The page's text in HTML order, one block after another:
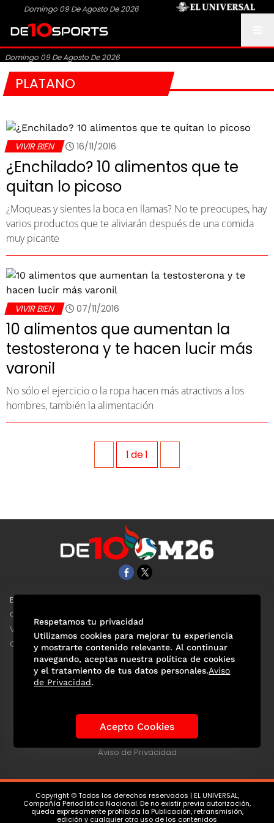
Domingo 09 De Agosto De 2026
Domingo 09 De Agosto De 2026
PLATANO
VIVIR BIEN 16/11/2016
¿Enchilado? 10 alimentos que te
quitan lo picoso
¿Moqueas y sientes la boca en llamas? No te preocupes, hay
varios productos que te aliviarán después de una comida
muy picante
VIVIR BIEN 07/11/2016
10 alimentos que aumentan la
testosterona y te hacen lucir más
varonil
No sólo el ejercicio o la ropa hacen más atractivos a los
hombres, también la alimentación
1de1
EL UNIVERSAL
Clase
ViveUSA
Confabulario
Historia de los Mundiales Lo viral Anécdotas Mundialistas
Las Figuras Tendencias Directorio
Aviso de Privacidad
Copyright © Todos los derechos reservados | EL UNIVERSAL,
Compañía Periodística Nacional. De no existir previa autorización,
queda expresamente prohibida la Publicación, retransmisión,
edición y cualquier otro uso de los contenidos
Respetamos tu privacidad
Utilizamos cookies para mejorar tu experiencia
y mostrarte contenido relevante. Al continuar
navegando, aceptas nuestra política de cookies
y el tratamiento de tus datos personales.Aviso
de Privacidad.
Acepto Cookies